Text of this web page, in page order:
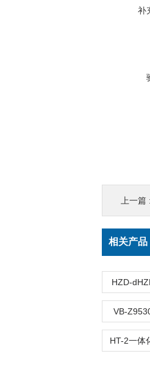
补
上一篇 :
相关产品
HZD-
VB-